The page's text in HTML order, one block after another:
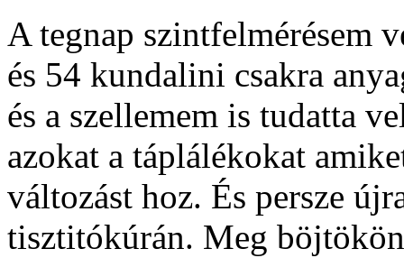
A tegnap szintfelmérésem
és 54 kundalini csakra
és a szellemem is tudatta
azokat a táplálékokat
változást hoz. És persze
tisztitókúrán. Meg